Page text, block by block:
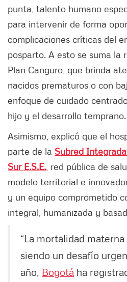
punta, talento humano
para intervenir de forma
complicaciones críticas del
posparto. A esto se suma la
Plan Canguro, que brinda
nacidos prematuros o con
enfoque de cuidado
hijo y el desarrollo temprano.
Asimismo, explicó que el
parte de la Subred
Sur E.S.E. , red pública de
modelo territorial e
y un equipo comprometido
integral, humanizada y
“La mortalidad
siendo un desafío
año, Bogotá ha